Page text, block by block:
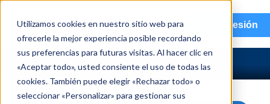
Utilizamos cookies en nuestro sitio web para
ofrecerle la mejor experiencia posible recordando
sus preferencias para futuras visitas. Al hacer clic en
«Aceptar todo», usted consiente el uso de todas las
cookies. También puede elegir «Rechazar todo» o
seleccionar «Personalizar» para gestionar sus
menu Iniciar sesión